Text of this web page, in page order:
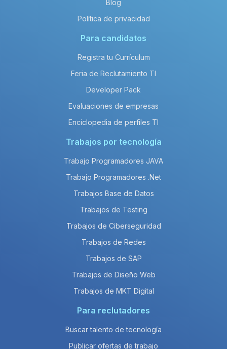
Blog
Política de privacidad
Para candidatos
Registra tu Currículum
Feria de Reclutamiento TI
Developer Pack
Evaluaciones de empresas
Enciclopedia de perfiles TI
Trabajos por tecnología
Trabajo Programadores JAVA
Trabajo Programadores .Net
Trabajos Base de Datos
Trabajos de Testing
Trabajos de Ciberseguridad
Trabajos de Redes
Trabajos de SAP
Trabajos de Diseño Web
Trabajos de MKT Digital
Para reclutadores
Buscar talento de tecnología
Publicar ofertas de trabajo